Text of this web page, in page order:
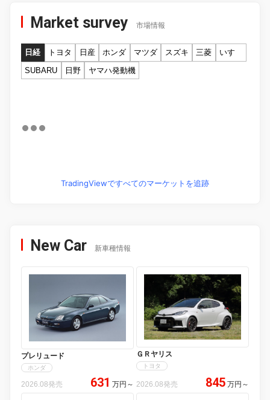
Market survey 市場情報
日経 トヨタ 日産 ホンダ マツダ スズキ 三菱
いすゞ
SUBARU
日野 ヤマハ発動機
TradingViewですべてのマーケットを追跡
New Car 新車種情報
プレリュード
ホンダ
2026.08発売 631 万円 ～
ＧＲヤリス
トヨタ
2026.08発売 845 万円 ～